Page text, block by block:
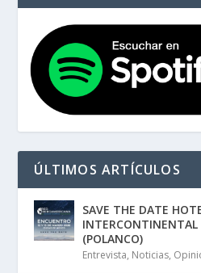
ÚLTIMOS ARTÍCULOS
SAVE THE DATE
INTERCONTINENTAL
(POLANCO)
Entrevista, Noticias,